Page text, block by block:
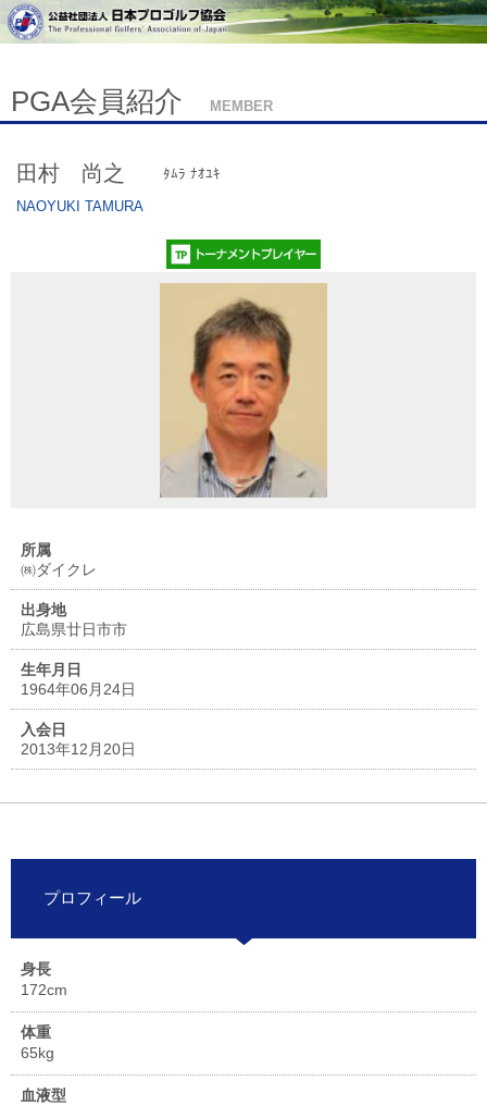
PGA会員紹介 MEMBER
田村 尚之
ﾀﾑﾗ ﾅｵﾕｷ
NAOYUKI TAMURA
所属
㈱ダイクレ
出身地
広島県廿日市市
生年月日
1964年06月24日
入会日
2013年12月20日
プロフィール
身長
172cm
体重
65kg
血液型